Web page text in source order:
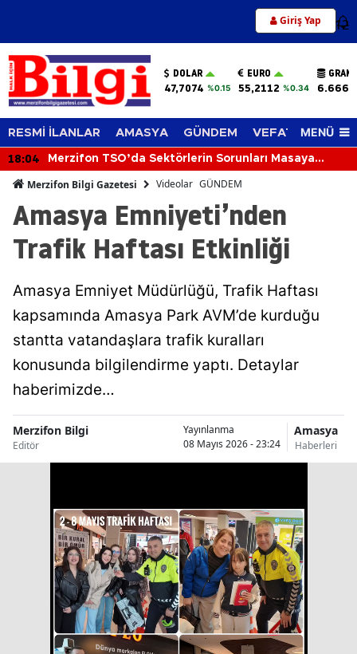
Giriş Yap 12
DOLAR
47,7074 %0.15
EURO
55,2112 %0.34
RESMİ İLANLAR AMASYA GÜNDEM VEFAT EDENLER
MENÜ
18:04
Merzifon TSO’da Sektörlerin Sorunları Masaya
Merzifon Bilgi Gazetesi Videolar GÜNDEM
Amasya Emniyeti’nden
Trafik Haftası Etkinliği
Amasya Emniyet Müdürlüğü, Trafik Haftası
kapsamında Amasya Park AVM’de kurduğu
stantta vatandaşlara trafik kuralları
konusunda bilgilendirme yaptı. Detaylar
haberimizde…
Merzifon Bilgi
Editör
Yayınlanma
08 Mayıs 2026 - 23:24
Amasya
Haberleri